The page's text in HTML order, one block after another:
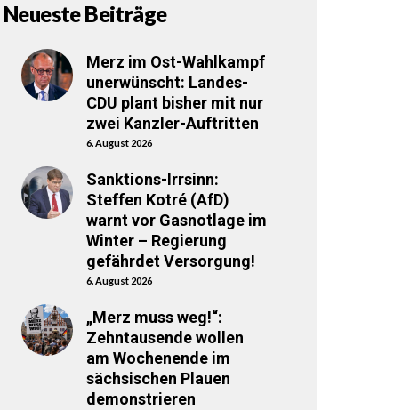
Neueste Beiträge
Merz im Ost-Wahlkampf
unerwünscht: Landes-
CDU plant bisher mit nur
zwei Kanzler-Auftritten
6. August 2026
Sanktions-Irrsinn:
Steffen Kotré (AfD)
warnt vor Gasnotlage im
Winter – Regierung
gefährdet Versorgung!
6. August 2026
„Merz muss weg!“:
Zehntausende wollen
am Wochenende im
sächsischen Plauen
demonstrieren